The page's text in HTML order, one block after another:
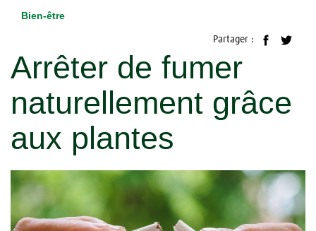
Bien-être
Partager :
Arrêter de fumer
naturellement grâce
aux plantes